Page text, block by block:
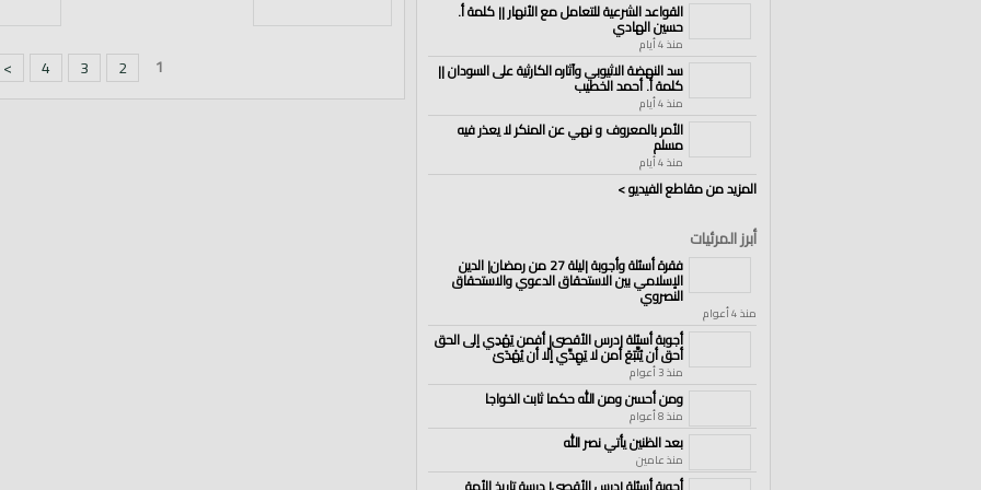
القواعد الشرعية للتعامل مع الأنهار || كلمة أ.
حسين الهادي
منذ 4 أيام
سد النهضة الاثيوبي وآثاره الكارثية على السودان ||
كلمة أ. أحمد الخطيب
منذ 4 أيام
الأمر بالمعروف و نهي عن المنكر لا يعذر فيه
مسلم
منذ 4 أيام
المزيد من مقاطع الفيديو >
أبرز المرئيات
فقرة أسئلة وأجوبة |ليلة 27 من رمضان| الدين
الإسلامي بين الاستحقاق الدعوي والاستحقاق
النصروي
منذ 4 أعوام
أجوبة أسئلة |درس الأقصى| أفمن يَهْدِي إلى الحق
أحق أن يُتَّبَعَ أمن لا يَهِدِّي إلّا أن يُهْدَىٰ
منذ 3 أعوام
ومن أحسن ومن الله حكما ثابت الخواجا
منذ 8 أعوام
بعد الظنين يأتي نصر الله
منذ عامين
1
2
3
4
>